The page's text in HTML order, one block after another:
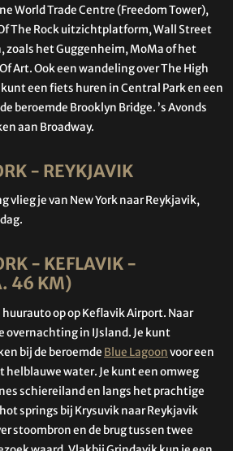
World Trade Centre (Freedom Tower),
The Rock uitzichtplatform, Wall Street
zoals het Guggenheim, MoMa of het
Art. Ook een wandeling over The High
kunt een fiets huren in Central Park en een
beroemde Brooklyn Bridge. ’s Avonds
aan Broadway.
- REYKJAVIK
vlieg je van New York naar Reykjavik,
- KEFLAVIK -
46 KM)
op op Keflavik Airport. Naar
overnachting in IJsland. Je kunt
bij de beroemde Blue Lagoonvoor een
helblauwe water. Je kunt een omweg
schiereiland en langs het prachtige
springs bij Krysuvik naar Reykjavik
stoombron en de brug tussen twee